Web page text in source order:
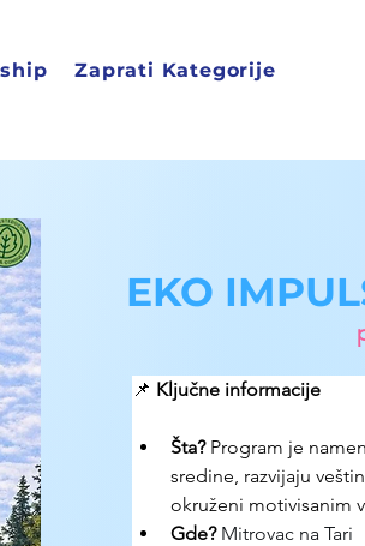
Zaprati Kategorije
EKO
📌 Ključne informacije
Šta? Program je
sredine, razvijaju
okruženi motivisanim
Gde? Mitrovac na Tari